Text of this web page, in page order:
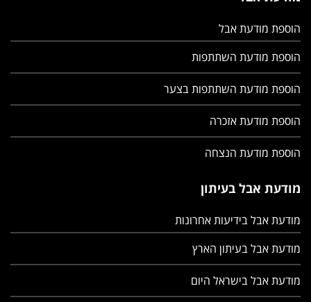
הוספת מודעת אבל
הוספת מודעת השתתפות
הוספת מודעת השתתפות בצער
הוספת מודעת אזכרה
הוספת מודעת הנצחה
מודעת אבל בעיתון
מודעת אבל בידיעות אחרונות
מודעת אבל בעיתון הארץ
מודעת אבל בישראל היום